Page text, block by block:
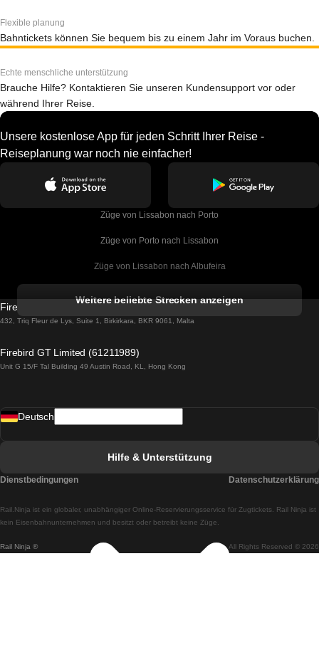
Flexible planung
Bahntickets können Sie bequem bis zu einem Jahr im Voraus buchen.
Echte menschliche unterstützung
Brauche Hilfe? Kontaktieren Sie unseren Kundensupport vor oder
während Ihrer Reise.
Unsere kostenlose App für jeden Schritt Ihrer Reise -
Reiseplanung war noch nie einfacher!
Züge von Lissabon nach Porto
Züge von Porto nach Lissabon
Züge von Lissabon nach Albufeira
Züge von Lissabon nach Lagos
Züge von Lissabon nach Madrid
Züge von Lissabon nach Braga
Züge von Braga nach Lissabon
Weitere beliebte Strecken anzeigen
Firebird GT Limited (OC 1451)
432, Triq Fleur de Lys, Suite 1, Birkirkara, BKR 9061, Malta
Firebird GT Limited (61211989)
Unit G 15/F Tal Building 49 Austin Road, KL, Hong Kong
Rail Ninja ® All Rights Reserved © 2026
Rail.Ninja ist ein globaler, unabhängiger Online-Reservierungsservice für Zugtickets. Rail Ninja ist
kein Eisenbahnunternehmen und besitzt oder betreibt keine Züge.
Deutsch
Hilfe & Unterstützung
Dienstbedingungen Datenschutzerklärung